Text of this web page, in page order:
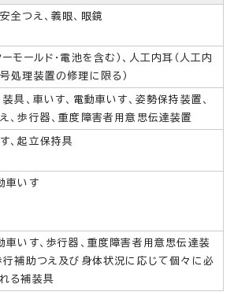
全つえ、義眼、眼鏡
ーモールド・電池を含む）、人工内耳（人工内
処理装置の修理に限る）
装具、車いす、電動車いす、姿勢保持装置、
、歩行器、重度障害者用意思伝達装置
、起立保持具
車いす
車いす、歩行器、重度障害者用意思伝達装
行補助つえ及び身体状況に応じて個々に必
る補装具